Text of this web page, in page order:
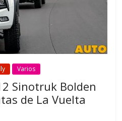
Varios
Sinotruk Bolden
de La Vuelta